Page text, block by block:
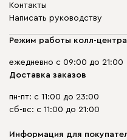
Контакты
Написать руководству
Режим работы колл-центра
ежедневно с 09:00 до 21:00
Доставка заказов
пн-пт: с 11:00 до 23:00
сб-вс: с 11:00 до 21:00
Информация для